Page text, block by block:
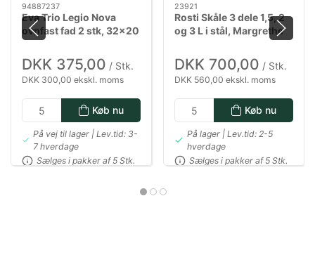
94887237
Eva Trio Legio Nova
ovnfast fad 2 stk, 32x20
cm
DKK 375,00 / Stk.
DKK 300,00 ekskl. moms
Køb nu
På vej til lager | Lev.tid: 3-
7 hverdage
Sælges i pakker af 5 Stk.
23921
Rosti Skåle 3 dele 1,5, 2
og 3 L i stål, Margrethe
DKK 700,00 / Stk.
DKK 560,00 ekskl. moms
Køb nu
På lager | Lev.tid: 2-5
hverdage
Sælges i pakker af 5 Stk.